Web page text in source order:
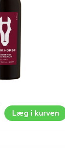
Læg i kurven